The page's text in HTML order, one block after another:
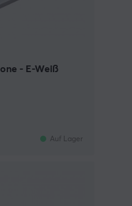
- E-Weiß
Auf Lager